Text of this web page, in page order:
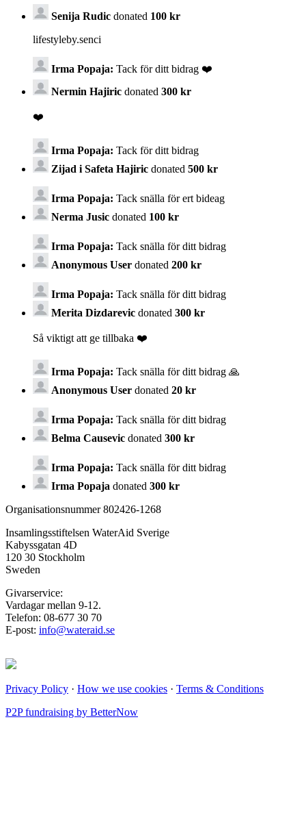
Senija Rudic donated 100 kr
lifestyleby.senci
Irma Popaja: Tack för ditt bidrag ❤️
Nermin Hajiric donated 300 kr
❤️
Irma Popaja: Tack för ditt bidrag
Zijad i Safeta Hajiric donated 500 kr
Irma Popaja: Tack snälla för ert bideag
Nerma Jusic donated 100 kr
Irma Popaja: Tack snälla för ditt bidrag
Anonymous User donated 200 kr
Irma Popaja: Tack snälla för ditt bidrag
Merita Dizdarevic donated 300 kr
Så viktigt att ge tillbaka ❤️
Irma Popaja: Tack snälla för ditt bidrag 🙏
Anonymous User donated 20 kr
Irma Popaja: Tack snälla för ditt bidrag
Belma Causevic donated 300 kr
Irma Popaja: Tack snälla för ditt bidrag
Irma Popaja donated 300 kr
Organisationsnummer 802426-1268
Insamlingsstiftelsen WaterAid Sverige
Kabyssgatan 4D
120 30 Stockholm
Sweden
Givarservice:
Vardagar mellan 9-12.
Telefon: 08-677 30 70
E-post: info@wateraid.se
Privacy Policy · How we use cookies · Terms & Conditions
P2P fundraising by BetterNow